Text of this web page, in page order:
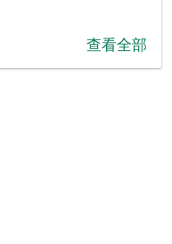
查看全部